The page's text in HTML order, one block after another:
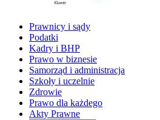
Prawnicy i sądy
Podatki
Kadry i BHP
Prawo w biznesie
Samorząd i administracja
Szkoły i uczelnie
Zdrowie
Prawo dla każdego
Akty Prawne